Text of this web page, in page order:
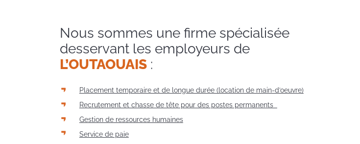
Nous sommes une firme spécialisée
desservant les employeurs de
L’OUTAOUAIS:
Placement temporaire et de longue durée (location de main-d’oeuvre)
Recrutement et chasse de tête pour des postes permanents
Gestion de ressources humaines
Service de paie